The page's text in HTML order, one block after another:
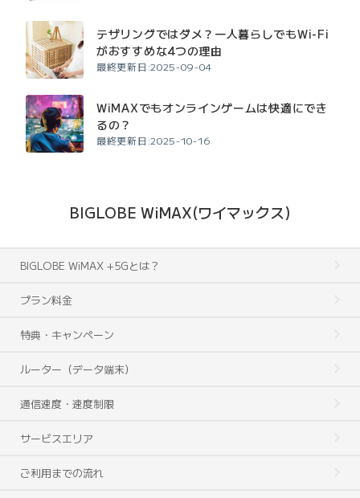
テザリングではダメ？一人暮らしでもWi-Fi
がおすすめな4つの理由
最終更新日:2025-09-04
WiMAXでもオンラインゲームは快適にでき
るの？
最終更新日:2025-10-16
BIGLOBE WiMAX(ワイマックス)
BIGLOBE WiMAX +5Gとは？
プラン料金
特典・キャンペーン
ルーター（データ端末）
通信速度・速度制限
サービスエリア
ご利用までの流れ